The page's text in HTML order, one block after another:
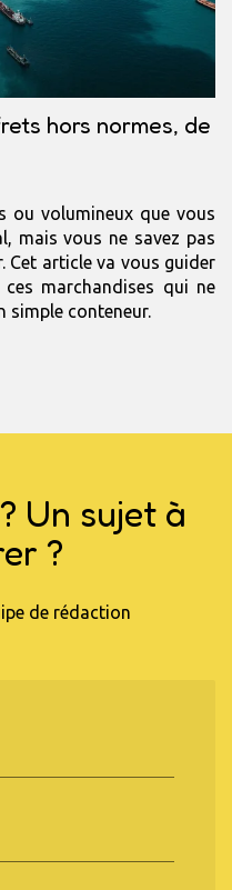
hors normes, de
ou volumineux que vous
mais vous ne savez pas
Cet article va vous guider
marchandises qui ne
simple conteneur.
Un sujet à
?
de rédaction